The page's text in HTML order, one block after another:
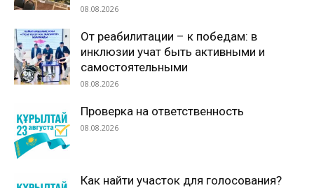
08.08.2026
От реабилитации – к победам: в
инклюзии учат быть активными и
самостоятельными
08.08.2026
Проверка на ответственность
08.08.2026
Как найти участок для голосования?